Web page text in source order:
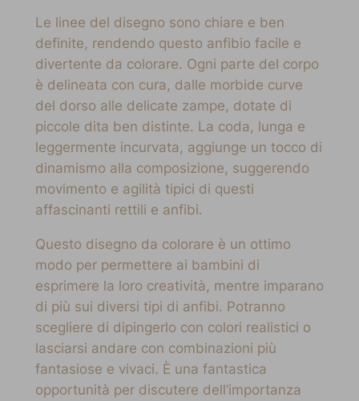
Le linee del disegno sono chiare e ben
definite, rendendo questo anfibio facile e
divertente da colorare. Ogni parte del corpo
è delineata con cura, dalle morbide curve
del dorso alle delicate zampe, dotate di
piccole dita ben distinte. La coda, lunga e
leggermente incurvata, aggiunge un tocco di
dinamismo alla composizione, suggerendo
movimento e agilità tipici di questi
affascinanti rettili e anfibi.
Questo disegno da colorare è un ottimo
modo per permettere ai bambini di
esprimere la loro creatività, mentre imparano
di più sui diversi tipi di anfibi. Potranno
scegliere di dipingerlo con colori realistici o
lasciarsi andare con combinazioni più
fantasiose e vivaci. È una fantastica
opportunità per discutere dell’importanza